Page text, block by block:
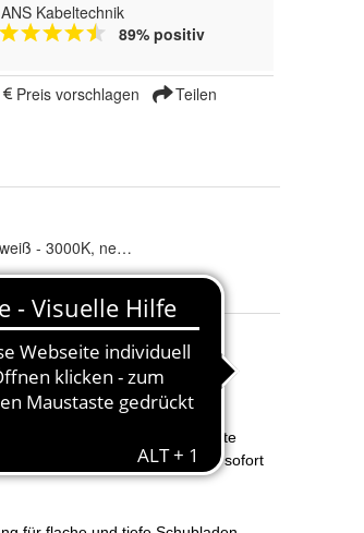
ANS Kabeltechnik
89% positiv
Preis vorschlagen Teilen
414mm - 3W, 564mm - 5W, 764mm - 7W, 864mm - 8W, 964mm - 9W und 1164mm - 11W